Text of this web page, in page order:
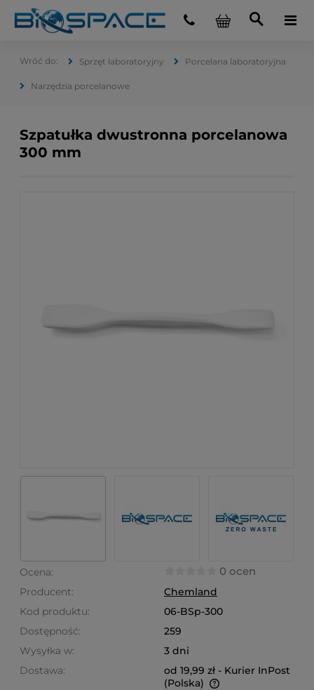
Sprzęt laboratoryjny Porcelana laboratoryjna
Narzędzia porcelanowe
Szpatułka dwustronna porcelanowa
300 mm
Ocena: 0 ocen
Producent:
Chemland
Kod produktu:
06-BSp-300
Dostępność:
259
Wysyłka w:
3 dni
Dostawa:
od 19,99 zł - Kurier InPost
(Polska)